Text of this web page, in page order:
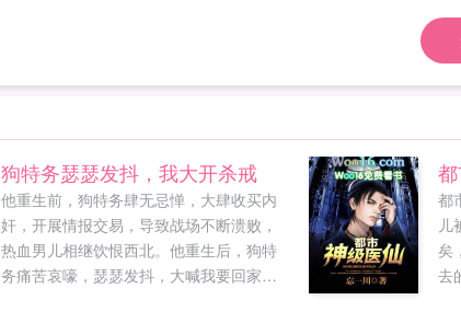
狗特务瑟瑟发抖，我大开杀戒
他重生前，狗特务肆无忌惮，大肆收买内
奸，开展情报交易，导致战场不断溃败，
热血男儿相继饮恨西北。他重生后，狗特
务痛苦哀嚎，瑟瑟发抖，大喊我要回家。
都
儿
矣
去